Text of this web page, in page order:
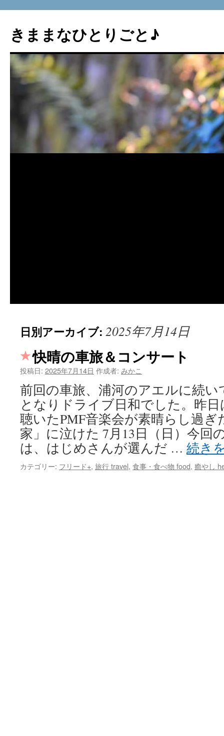
テ
ン
ス
キ
きままなひとりごと♪
日別アーカイブ: 2025年7月14日
快晴の車旅＆コンサート
投稿日: 2025年7月14日 作成者: みかこ
前回の車旅、浦河のアエルに続い
となりドライブ日和でした。昨
聴いたPMF音楽会が素晴らし過ぎ
家」に泣けた 7月13日（日）今回
は、はじめさんが選んだ … 続き
カテゴリー: フリード+, 旅行 travel, 食事・食べ物 food, 癒やし